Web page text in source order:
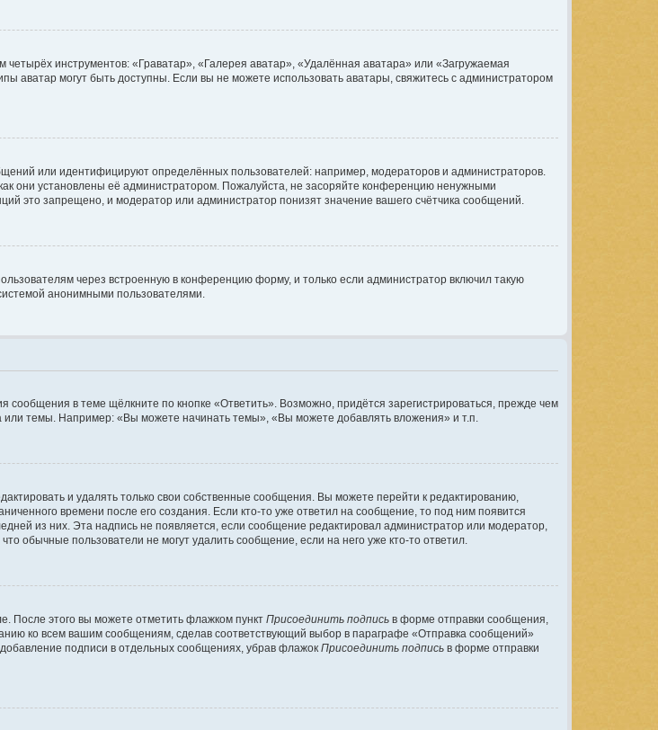
инструментов: «Граватар», «Галерея аватар», «Удалённая аватара» или «Загружаемая
аватар могут быть доступны. Если вы не можете использовать аватары, свяжитесь с администратором
или идентифицируют определённых пользователей: например, модераторов и администраторов.
они установлены её администратором. Пожалуйста, не засоряйте конференцию ненужными
это запрещено, и модератор или администратор понизят значение вашего счётчика сообщений.
через встроенную в конференцию форму, и только если администратор включил такую
анонимными пользователями.
в теме щёлкните по кнопке «Ответить». Возможно, придётся зарегистрироваться, прежде чем
темы. Например: «Вы можете начинать темы», «Вы можете добавлять вложения» и т.п.
и удалять только свои собственные сообщения. Вы можете перейти к редактированию,
времени после его создания. Если кто-то уже ответил на сообщение, то под ним появится
из них. Эта надпись не появляется, если сообщение редактировал администратор или модератор,
обычные пользователи не могут удалить сообщение, если на него уже кто-то ответил.
После этого вы можете отметить флажком пункт Присоединить подпись в форме отправки сообщения,
ко всем вашим сообщениям, сделав соответствующий выбор в параграфе «Отправка сообщений»
подписи в отдельных сообщениях, убрав флажок Присоединить подпись в форме отправки